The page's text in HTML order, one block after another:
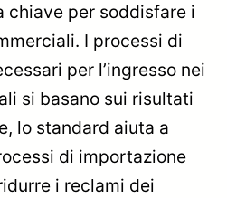
chiave per soddisfare i
I processi di
per l’ingresso nei
si basano sui risultati
lo standard aiuta a
di importazione
i reclami dei